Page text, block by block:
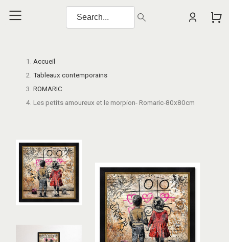
Accueil
Tableaux contemporains
ROMARIC
Les petits amoureux et le morpion- Romaric-80x80cm